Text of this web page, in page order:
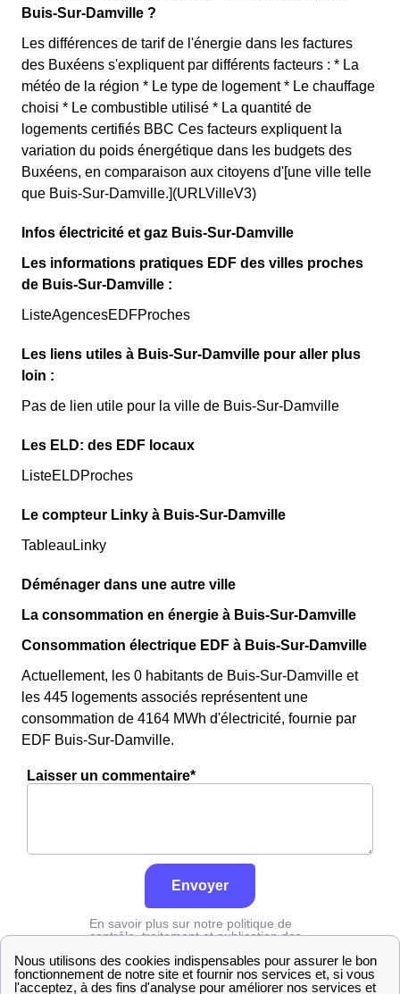
Buis-Sur-Damville ?
Les différences de tarif de l'énergie dans les factures
des Buxéens s'expliquent par différents facteurs : * La
météo de la région * Le type de logement * Le chauffage
choisi * Le combustible utilisé * La quantité de
logements certifiés BBC Ces facteurs expliquent la
variation du poids énergétique dans les budgets des
Buxéens, en comparaison aux citoyens d'[une ville telle
que Buis-Sur-Damville.](URLVilleV3)
Infos électricité et gaz Buis-Sur-Damville
Les informations pratiques EDF des villes proches
de Buis-Sur-Damville :
ListeAgencesEDFProches
Les liens utiles à Buis-Sur-Damville pour aller plus
loin :
Pas de lien utile pour la ville de Buis-Sur-Damville
Les ELD: des EDF locaux
ListeELDProches
Le compteur Linky à Buis-Sur-Damville
TableauLinky
Déménager dans une autre ville
La consommation en énergie à Buis-Sur-Damville
Consommation électrique EDF à Buis-Sur-Damville
Actuellement, les 0 habitants de Buis-Sur-Damville et
les 445 logements associés représentent une
consommation de 4164 MWh d'électricité, fournie par
EDF Buis-Sur-Damville.
Laisser un commentaire*
Envoyer
En savoir plus sur notre politique de
contrôle, traitement et publication des